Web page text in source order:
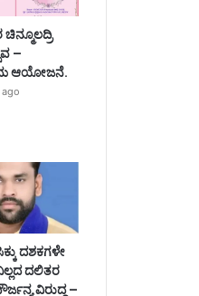
ಚಿನ್ಮೂಲದ್ರಿ
–
ಆಯೋಜನೆ.
ದಶಕಗಳೇ
ದಲಿತರ
ವಿರುದ್ಧ –